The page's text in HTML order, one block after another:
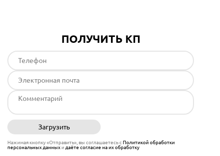
ПОЛУЧИТЬ КП
Загрузить
Нажимая кнопку «Отправить», вы соглашаетесь сПолитикой обработки
персональных данныхи даёте согласие на их обработку